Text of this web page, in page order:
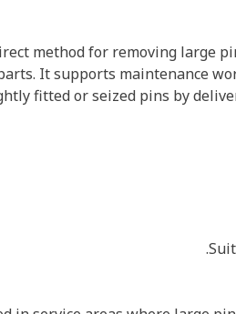
method for removing large
It supports maintenance
fitted or seized pins by